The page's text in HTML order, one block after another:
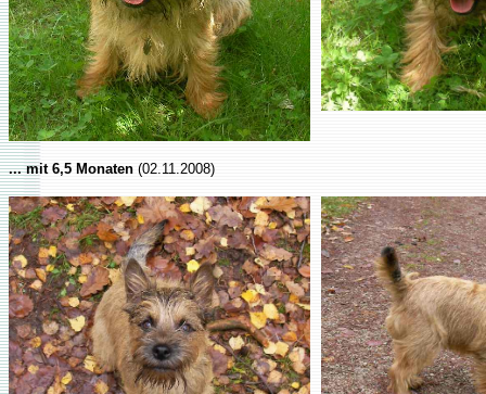
... mit 6,5 Monaten (02.11.2008)